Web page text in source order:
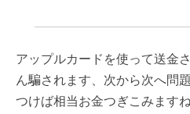
アップルカードを使って送金
ん騙されます、次から次へ問
つけば相当お金つぎこみます